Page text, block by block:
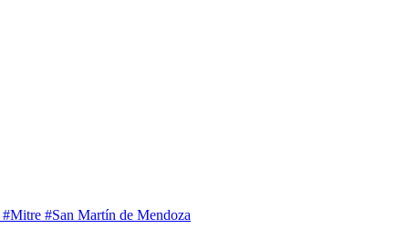
#Mitre #San Martín de Mendoza